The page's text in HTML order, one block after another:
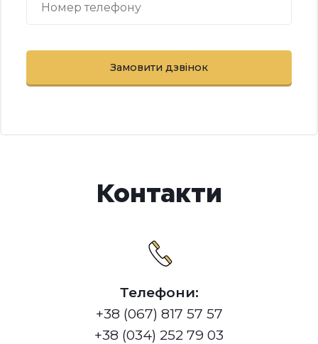
Контакти
Телефони:
+38 (067) 817 57 57
+38 (034) 252 79 03